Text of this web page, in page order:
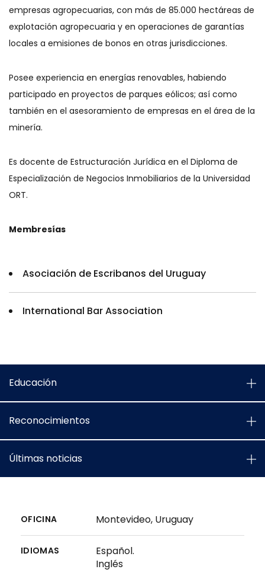
empresas agropecuarias, con más de 85.000 hectáreas de
explotación agropecuaria y en operaciones de garantías
locales a emisiones de bonos en otras jurisdicciones.
Posee experiencia en energías renovables, habiendo
participado en proyectos de parques eólicos; así como
también en el asesoramiento de empresas en el área de la
minería.
Es docente de Estructuración Jurídica en el Diploma de
Especialización de Negocios Inmobiliarios de la Universidad
ORT.
Membresías
Asociación de Escribanos del Uruguay
International Bar Association
Educación
Reconocimientos
Últimas noticias
OFICINA Montevideo, Uruguay
IDIOMAS
Español.
Inglés